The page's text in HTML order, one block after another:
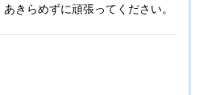
きらめずに頑張ってください。